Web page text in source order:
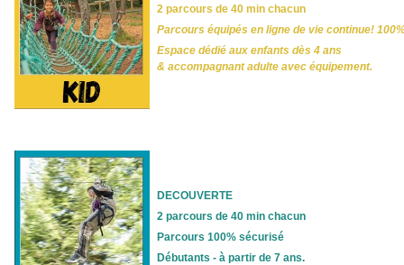
2 parcours de 40 min chacun
Parcours équipés en ligne de vie continue!
Espace dédié aux enfants dès 4 ans
& accompagnant adulte avec équipement.
DECOUVERTE
2 parcours de 40 min chacun
Parcours 100% sécurisé
Débutants - à partir de 7 ans.